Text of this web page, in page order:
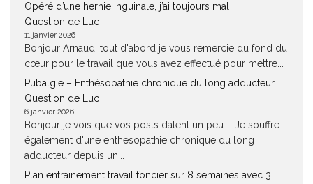
Opéré d’une hernie inguinale, j’ai toujours mal !
Question de Luc
11 janvier 2026
Bonjour Arnaud, tout d'abord je vous remercie du fond du
cœur pour le travail que vous avez effectué pour mettre...
Pubalgie – Enthésopathie chronique du long adducteur
Question de Luc
6 janvier 2026
Bonjour je vois que vos posts datent un peu.... Je souffre
également d'une enthesopathie chronique du long
adducteur depuis un...
Plan entrainement travail foncier sur 8 semaines avec 3